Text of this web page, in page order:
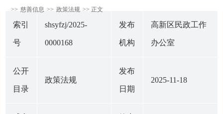
>> 慈善信息 >> 政策法规 >> 正文
索引
号
shsyfzj/2025-
0000168
发布
机构
高新区民政工作
办公室
公开
目录
政策法规
发布
日期
2025-11-18